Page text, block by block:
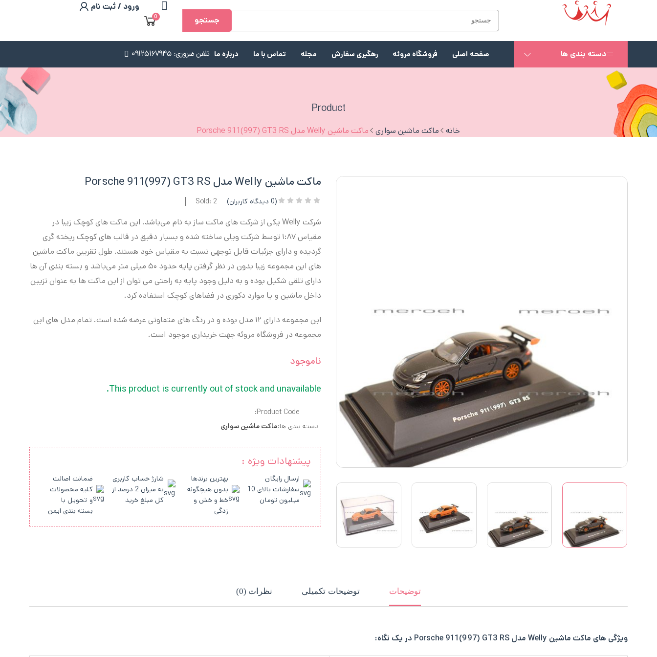
جستجو 0
ورود / ثبت نام
دسته بندی ها صفحه اصلی فروشگاه مروئه رهگیری سفارش مجله تماس با ما درباره ما تلفن ضروری: 09125167945
Product
خانه ماکت ماشین سواری ماکت ماشین Welly مدل Porsche 911(997) GT3 RS
ماکت ماشین Welly مدل Porsche 911(997) GT3 RS
(
0 دیدگاه کاربران) Sold: 2
شرکت Welly یکی از شرکت های ماکت ساز به نام می‌باشد. این ماکت های کوچک زیبا در
مقیاس ۱:۸۷ توسط شرکت ویلی ساخته شده و بسیار دقیق در قالب های کوچک ریخته گری
گردیده و دارای جزئیات قابل توجهی نسبت به مقیاس خود هستند. طول تقریبی ماکت ماشین
های این مجموعه زیبا بدون در نظر گرفتن پایه حدود ۵۰ میلی متر می‌باشد و بسته بندی آن ها
دارای تلقی شکیل بوده و به دلیل وجود پایه به راحتی می توان از این ماکت ها به عنوان تزیین
داخل ماشین و یا موارد دکوری در فضاهای کوچک استفاده کرد.
این مجموعه دارای ۱۲ مدل بوده و در رنگ های متفاوتی عرضه شده است. تمام مدل های این
مجموعه در فروشگاه مروئه جهت خریداری موجود است.
ناموجود
This product is currently out of stock and unavailable.
Product Code:
دسته بندی ها:ماکت ماشین سواری
پیشنهادات ویژه :
ارسال رایگان
سفارشات بالای 10
میلیون تومان
بهترین برندها
بدون هیچگونه
خط و خش و
زدگی
شارژ حساب کاربری
به میزان 2 درصد از
کل مبلغ خرید
ضمانت اصالت
کلیه محصولات
و تحویل با
بسته بندی ایمن
توضیحات توضیحات تکمیلی نظرات (0)
ویژگی های ماکت ماشین Welly مدل Porsche 911(997) GT3 RS در یک نگاه: